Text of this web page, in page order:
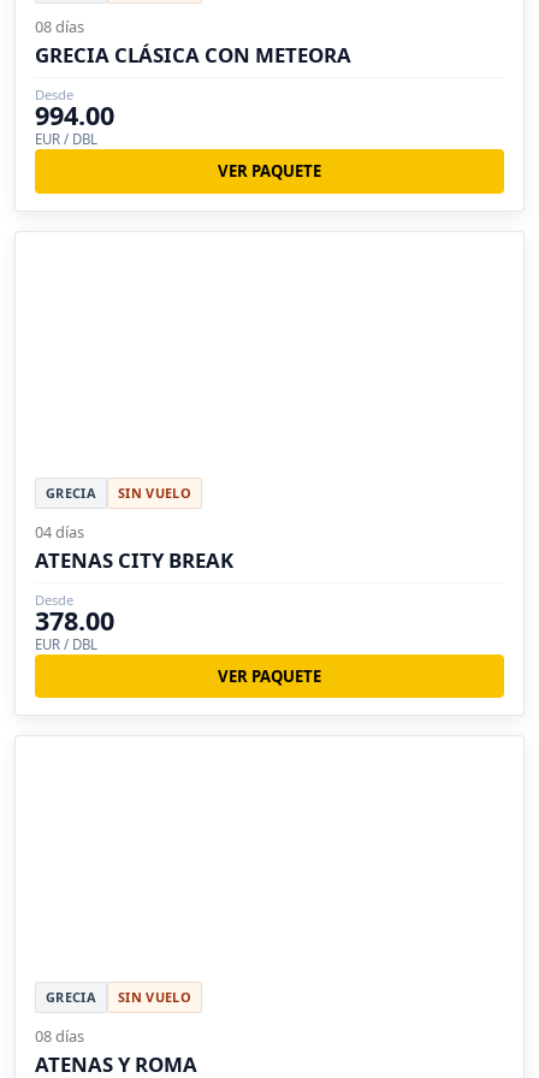
08 días
GRECIA CLÁSICA CON METEORA
Desde
994.00
EUR / DBL
VER PAQUETE
GRECIA SIN VUELO
04 días
ATENAS CITY BREAK
Desde
378.00
EUR / DBL
VER PAQUETE
GRECIA SIN VUELO
08 días
ATENAS Y ROMA